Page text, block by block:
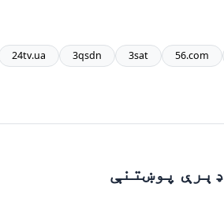
24tv.ua 3qsdn 3sat 56.com
ډېرې پوښتنې